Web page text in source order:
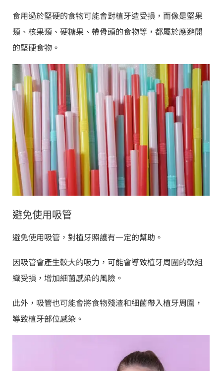
食用過於堅硬的食物可能會對植牙造受損，而像是堅果
類、核果類、硬糖果、帶骨頭的食物等，都屬於應避開
的堅硬食物。
避免使用吸管
避免使用吸管，對植牙照護有一定的幫助。
因吸管會產生較大的吸力，可能會導致植牙周圍的軟組
織受損，增加細菌感染的風險。
此外，吸管也可能會將食物殘渣和細菌帶入植牙周圍，
導致植牙部位感染。